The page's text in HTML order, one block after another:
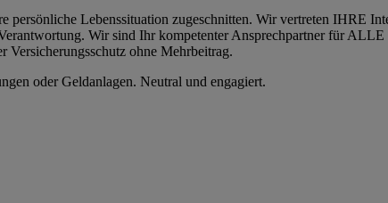
Lebenssituation zugeschnitten. Wir vertreten IHRE
Wir sind Ihr kompetenter Ansprechpartner für
Versicherungsschutz ohne Mehrbeitrag.
oder Geldanlagen. Neutral und engagiert.